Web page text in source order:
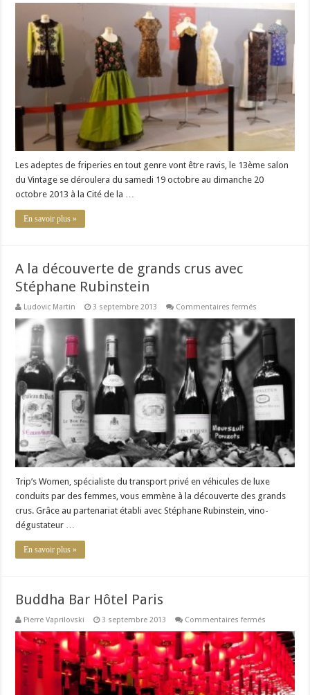
vous
13ème
salon
Vintage
Les adeptes de friperies en tout genre vont être ravis, le 13ème salon
du Vintage se déroulera du samedi 19 octobre au dimanche 20
octobre 2013 à la Cité de la …
En savoir plus »
A la découverte de grands crus avec
Stéphane Rubinstein
Ludovic Martin 3 septembre 2013 Commentaires fermés
la
découverte
de
crus
avec
Stéphane
Rubinstein
Trip’s Women, spécialiste du transport privé en véhicules de luxe
conduits par des femmes, vous emmène à la découverte des grands
crus. Grâce au partenariat établi avec Stéphane Rubinstein, vino-
dégustateur …
En savoir plus »
Buddha Bar Hôtel Paris
Pierre Vaprilovski 3 septembre 2013 Commentaires fermés
Bar
Hôtel
Paris